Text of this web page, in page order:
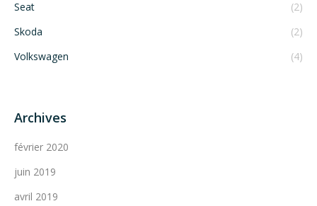
Seat
(2)
Skoda
(2)
Volkswagen
(4)
Archives
février 2020
juin 2019
avril 2019